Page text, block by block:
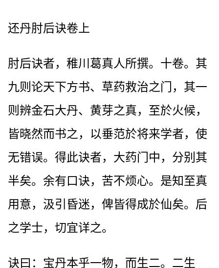
还丹肘后诀卷上
肘后诀者，稚川葛真人所撰。十卷。其
九则论天下方书、草药救治之门，其一
则辨金石大丹、黄芽之真，至於火候，
皆晓然而书之，以垂范於将来学者，使
无错误。得此诀者，大药门中，分别其
半矣。余有口诀，苦不烦心。是知至真
用意，汲引昏迷，俾皆得成於仙矣。后
之学士，切宜详之。
诀曰：宝丹本乎一物，而生二。二生